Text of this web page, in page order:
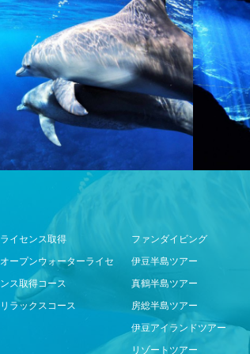
ライセンス取得
オープンウォーターライセ
ンス取得コース
リラックスコース
ファンダイビング
伊豆半島ツアー
真鶴半島ツアー
房総半島ツアー
伊豆アイランドツアー
リゾートツアー